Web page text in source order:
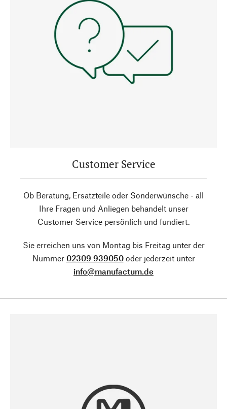
Customer Service
Ob Beratung, Ersatzteile oder Sonderwünsche - all
Ihre Fragen und Anliegen behandelt unser
Customer Service persönlich und fundiert.
Sie erreichen uns von Montag bis Freitag unter der
Nummer 02309 939050oder jederzeit unter
info@manufactum.de